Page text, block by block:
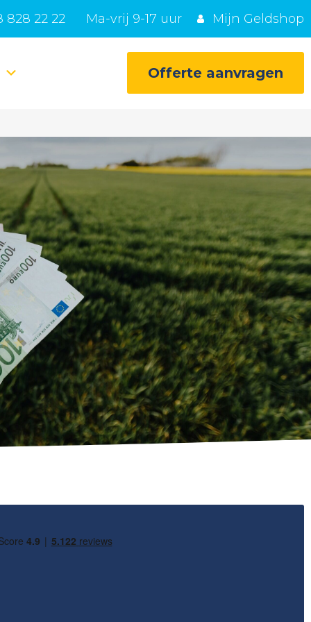
828 22 22 Ma-vrij 9-17 uur Mijn Geldshop
Offerte aanvragen